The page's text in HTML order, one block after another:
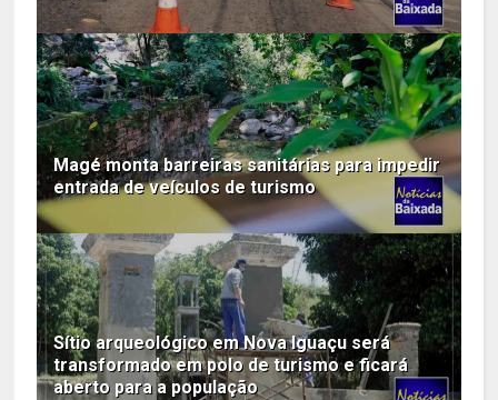
Magé monta barreiras sanitárias para impedir
entrada de veículos de turismo
Sítio arqueológico em Nova Iguaçu será
transformado em polo de turismo e ficará
aberto para a população